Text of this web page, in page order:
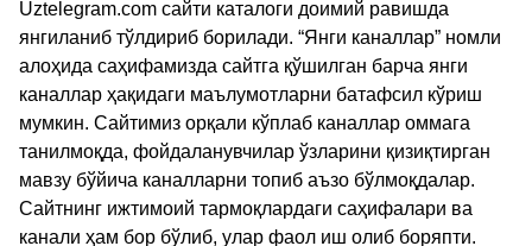
Uztelegram.com сайти каталоги доимий равишда
янгиланиб тўлдириб борилади. “Янги каналлар” номли
алоҳида саҳифамизда сайтга қўшилган барча янги
каналлар ҳақидаги маълумотларни батафсил кўриш
мумкин. Сайтимиз орқали кўплаб каналлар оммага
танилмоқда, фойдаланувчилар ўзларини қизиқтирган
мавзу бўйича каналларни топиб аъзо бўлмоқдалар.
Сайтнинг ижтимоий тармоқлардаги саҳифалари ва
канали ҳам бор бўлиб, улар фаол иш олиб боряпти.